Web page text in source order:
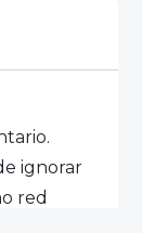
ignorar
red